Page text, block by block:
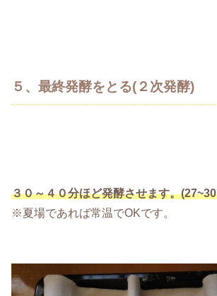
５、最終発酵をとる(２次発酵)
３０～４０分ほど発酵させます。
※夏場であれば常温でOKです。